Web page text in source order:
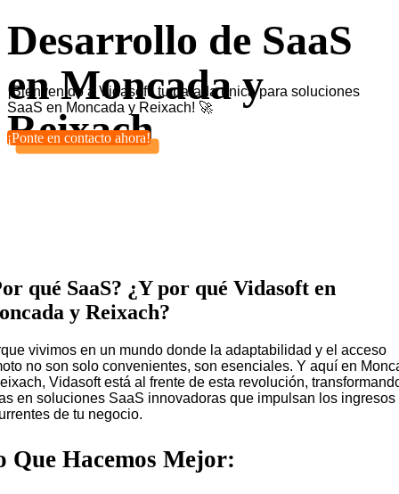
Desarrollo de SaaS
en Moncada y
Reixach
¡Bienvenido a Vidasoft, tu parada única para soluciones
SaaS en Moncada y Reixach! 🚀
¡Ponte en contacto ahora!
qué SaaS? ¿Y por qué Vidasoft en
y Reixach?
vivimos en un mundo donde la adaptabilidad y el acceso
no son solo convenientes, son esenciales. Y aquí en
Vidasoft está al frente de esta revolución,
en soluciones SaaS innovadoras que impulsan los ingresos
de tu negocio.
Que Hacemos Mejor: